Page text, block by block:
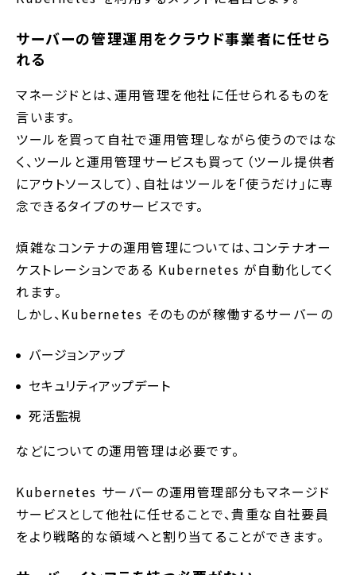
サーバーの管理運用をクラウド事業者に任せら
れる
マネージドとは、運用管理を他社に任せられるものを
言います。
ツールを買って自社で運用管理しながら使うのではな
く、ツールと運用管理サービスも買って（ツール提供者
にアウトソースして）、自社はツールを「使うだけ」に専
念できるタイプのサービスです。
煩雑なコンテナの運用管理については、コンテナオー
ケストレーションである Kubernetes が自動化してく
れます。
しかし、Kubernetes そのものが稼働するサーバーの
バージョンアップ
セキュリティアップデート
死活監視
などについての運用管理は必要です。
Kubernetes サーバーの運用管理部分もマネージド
サービスとして他社に任せることで、貴重な自社要員
をより戦略的な領域へと割り当てることができます。